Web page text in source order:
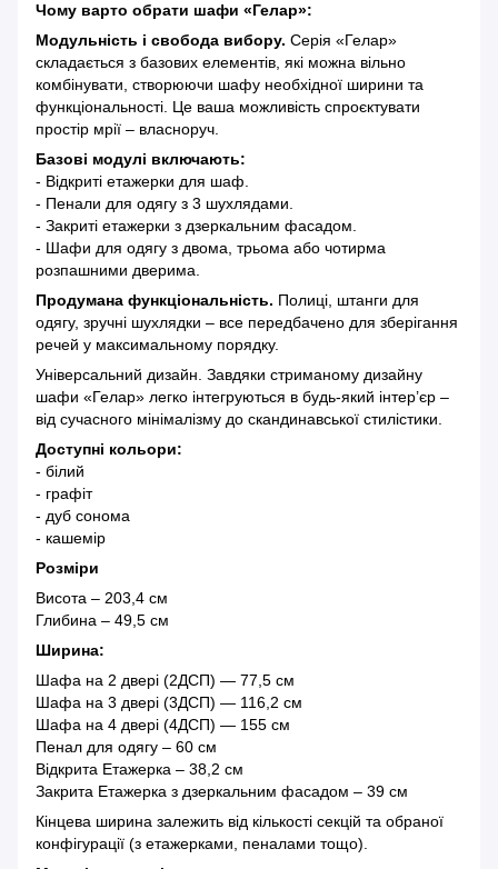
Чому варто обрати шафи «Гелар»:
Модульність і свобода вибору. Серія «Гелар»
складається з базових елементів, які можна вільно
комбінувати, створюючи шафу необхідної ширини та
функціональності. Це ваша можливість спроєктувати
простір мрії – власноруч.
Базові модулі включають:
- Відкриті етажерки для шаф.
- Пенали для одягу з 3 шухлядами.
- Закриті етажерки з дзеркальним фасадом.
- Шафи для одягу з двома, трьома або чотирма
розпашними дверима.
Продумана функціональність. Полиці, штанги для
одягу, зручні шухлядки – все передбачено для зберігання
речей у максимальному порядку.
Універсальний дизайн. Завдяки стриманому дизайну
шафи «Гелар» легко інтегруються в будь-який інтер’єр –
від сучасного мінімалізму до скандинавської стилістики.
Доступні кольори:
- білий
- графіт
- дуб сонома
- кашемір
Розміри
Висота – 203,4 см
Глибина – 49,5 см
Ширина:
Шафа на 2 двері (2ДСП) — 77,5 см
Шафа на 3 двері (3ДСП) — 116,2 см
Шафа на 4 двері (4ДСП) — 155 см
Пенал для одягу – 60 см
Відкрита Етажерка – 38,2 см
Закрита Етажерка з дзеркальним фасадом – 39 см
Кінцева ширина залежить від кількості секцій та обраної
конфігурації (з етажерками, пеналами тощо).